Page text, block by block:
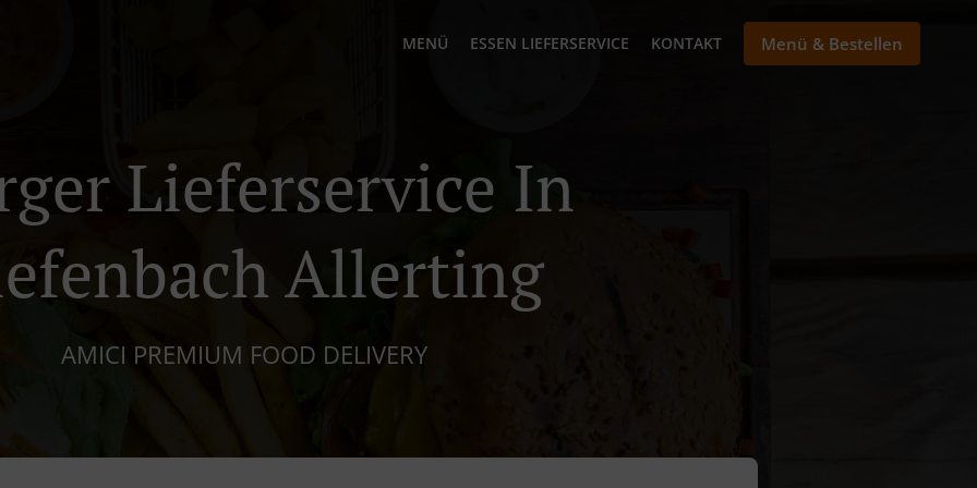
MENÜ ESSEN LIEFERSERVICE KONTAKT Menü & Bestellen
Lieferservice In
Allerting
AMICI PREMIUM FOOD DELIVERY